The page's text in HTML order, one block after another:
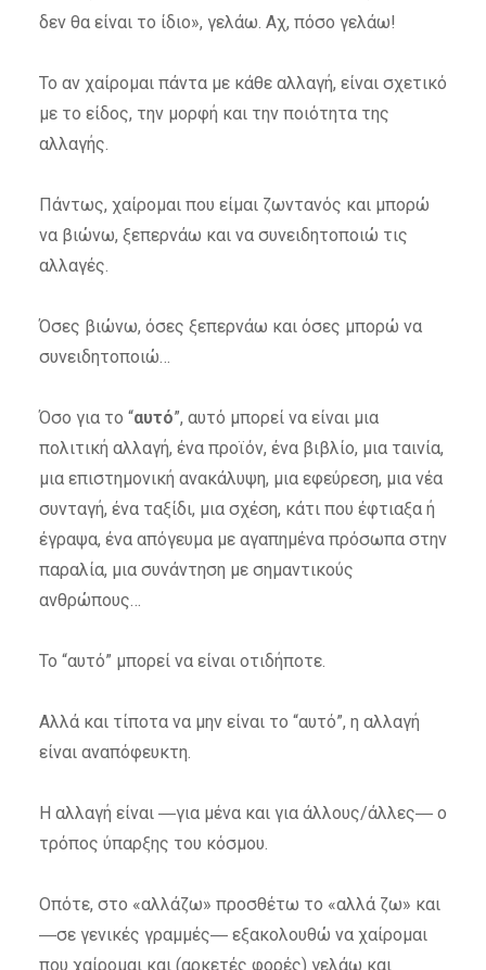
δεν θα είναι το ίδιο», γελάω. Αχ, πόσο γελάω!
Το αν χαίρομαι πάντα με κάθε αλλαγή, είναι σχετικό
με το είδος, την μορφή και την ποιότητα της
αλλαγής.
Πάντως, χαίρομαι που είμαι ζωντανός και μπορώ
να βιώνω, ξεπερνάω και να συνειδητοποιώ τις
αλλαγές.
Όσες βιώνω, όσες ξεπερνάω και όσες μπορώ να
συνειδητοποιώ…
Όσο για το “αυτό”, αυτό μπορεί να είναι μια
πολιτική αλλαγή, ένα προϊόν, ένα βιβλίο, μια ταινία,
μια επιστημονική ανακάλυψη, μια εφεύρεση, μια νέα
συνταγή, ένα ταξίδι, μια σχέση, κάτι που έφτιαξα ή
έγραψα, ένα απόγευμα με αγαπημένα πρόσωπα στην
παραλία, μια συνάντηση με σημαντικούς
ανθρώπους…
Το “αυτό” μπορεί να είναι οτιδήποτε.
Αλλά και τίποτα να μην είναι το “αυτό”, η αλλαγή
είναι αναπόφευκτη.
Η αλλαγή είναι ―για μένα και για άλλους/άλλες― ο
τρόπος ύπαρξης του κόσμου.
Οπότε, στο «αλλάζω» προσθέτω το «αλλά ζω» και
―σε γενικές γραμμές― εξακολουθώ να χαίρομαι
που χαίρομαι και (αρκετές φορές) γελάω και